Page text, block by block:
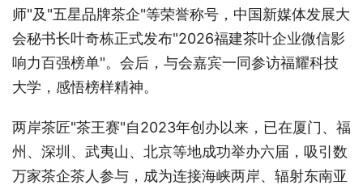
师"及"五星品牌茶企"等荣誉称号，中国新媒体发展大
会秘书长叶奇栋正式发布"2026福建茶叶企业微信影
响力百强榜单"。 会后，与会嘉宾一同参访福耀科技
大学，感悟榜样精神。
两岸茶匠"茶王赛"自2023年创办以来，已在厦门、福
州、深圳、武夷山、北京等地成功举办六届，吸引数
万家茶企茶人参与，成为连接海峡两岸、辐射东南亚